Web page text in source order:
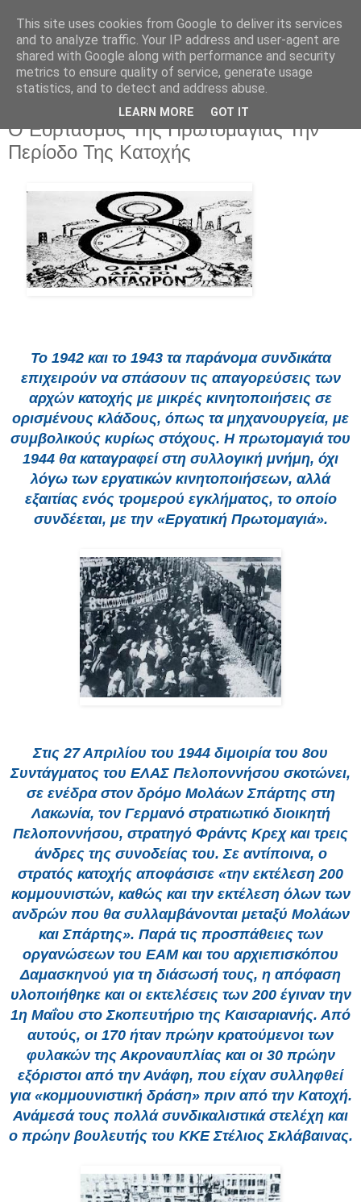
Πέμπτη 1 Μαΐου 2025
Ο Εορτασμός Της Πρωτομαγιάς Την
Περίοδο Της Κατοχής
Το 1942 και το 1943 τα παράνομα συνδικάτα
επιχειρούν να σπάσουν τις απαγορεύσεις των
αρχών κατοχής με μικρές κινητοποιήσεις σε
ορισμένους κλάδους, όπως τα μηχανουργεία, με
συμβολικούς κυρίως στόχους. Η πρωτομαγιά του
1944 θα καταγραφεί στη συλλογική μνήμη, όχι
λόγω των εργατικών κινητοποιήσεων, αλλά
εξαιτίας ενός τρομερού εγκλήματος, το οποίο
συνδέεται, με την «Εργατική Πρωτομαγιά».
Στις 27 Απριλίου του 1944 διμοιρία του 8ου
Συντάγματος του ΕΛΑΣ Πελοποννήσου σκοτώνει,
σε ενέδρα στον δρόμο Μολάων Σπάρτης στη
Λακωνία, τον Γερμανό στρατιωτικό διοικητή
Πελοποννήσου, στρατηγό Φράντς Κρεχ και τρεις
άνδρες της συνοδείας του. Σε αντίποινα, ο
στρατός κατοχής αποφάσισε «την εκτέλεση 200
κομμουνιστών, καθώς και την εκτέλεση όλων των
ανδρών που θα συλλαμβάνονται μεταξύ Μολάων
και Σπάρτης». Παρά τις προσπάθειες των
οργανώσεων του ΕΑΜ και του αρχιεπισκόπου
Δαμασκηνού για τη διάσωσή τους, η απόφαση
υλοποιήθηκε και οι εκτελέσεις των 200 έγιναν την
1η Μαΐου στο Σκοπευτήριο της Καισαριανής. Από
αυτούς, οι 170 ήταν πρώην κρατούμενοι των
φυλακών της Ακροναυπλίας και οι 30 πρώην
εξόριστοι από την Ανάφη, που είχαν συλληφθεί
για «κομμουνιστική δράση» πριν από την Κατοχή.
Ανάμεσά τους πολλά συνδικαλιστικά στελέχη και
ο πρώην βουλευτής του ΚΚΕ Στέλιος Σκλάβαινας.
This site uses cookies from Google to deliver its services
and to analyze traffic. Your IP address and user-agent are
shared with Google along with performance and security
metrics to ensure quality of service, generate usage
statistics, and to detect and address abuse.
LEARN MORE GOT IT